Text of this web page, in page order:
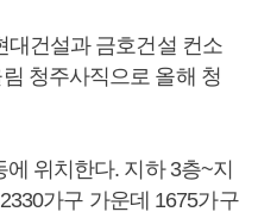
대건설과 금호건설 컨소
청주사직으로 올해 청
위치한다. 지하 3층~지
가구 가운데 1675가구